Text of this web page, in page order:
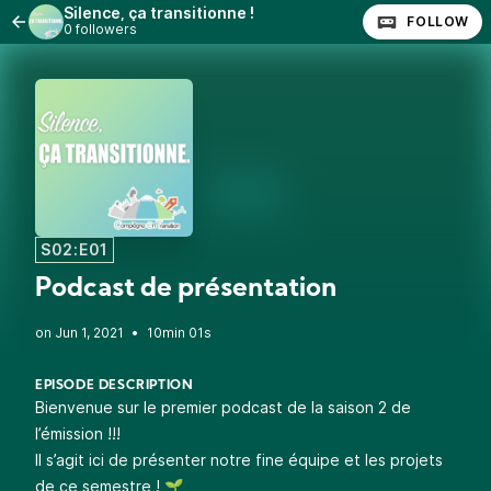
Silence, ça transitionne !
0 followers FOLLOW
S02:E01
Podcast de présentation
• 10min 01s
EPISODE DESCRIPTION
Bienvenue sur le premier podcast de la saison 2 de
l’émission !!!
Il s’agit ici de présenter notre fine équipe et les projets
de ce semestre ! 🌱